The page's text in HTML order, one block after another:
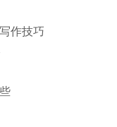
作技巧